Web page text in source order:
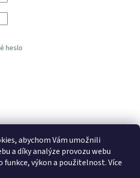
abychom Vám umožnili
a díky analýze provozu webu
funkce, výkon a použitelnost. Více
heslo